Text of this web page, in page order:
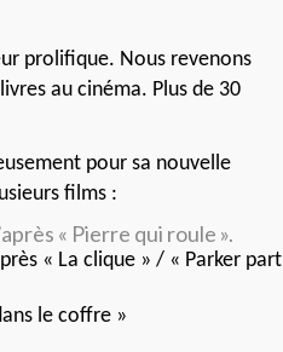
prolifique. Nous revenons
au cinéma. Plus de 30
pour sa nouvelle
films :
« Pierre qui roule ».
« La clique » / « Parker part
le coffre »